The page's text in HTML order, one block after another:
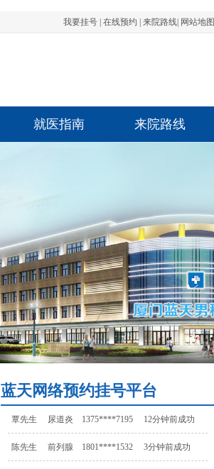
我要挂号 在线预约 来院路线 网站地图
就医指南 来院路线
蓝天网络预约挂号平台
陈先生 前列腺 1801****1532 3分钟前成功
陈先生 阳痿 1801****1532 3分钟前成功
林先生 包皮 1383****1857 20分钟前成功
孙先生 早泄 1523****1457 15分钟前成功
覃先生 尿道炎 1375****7195 12分钟前成功
陈先生 前列腺 1801****1532 3分钟前成功
陈先生 阳痿 1801****1532 3分钟前成功